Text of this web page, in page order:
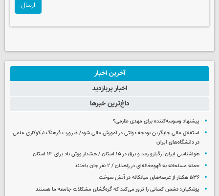
ارسال
آخرین اخبار
اخبار پربازدید
داغ‌ترین خبرها
پیشنهاد وسوسه‌کننده برای مهدی طارمی؟
استقلال مالی جایگزین بودجه دولتی در آموزش عالی شود/ ضرورت فرهنگ نیکوکاری علمی
در دانشگاه‌های ایران
هواشناسی ایران| رگبارو رعد و برق در ۱۵ استان / هشدار وزش باد برای ۱۳ استان‌
حمله مسلحانه به قهوه‌خانه‌ای در زاهدان / ۲ نفر جان باختند
۵۳۶ هکتار از عرصه‌های میانکاله در آتش سوخت
پزشکیان: دشمن کسانی را ترور می‌کند که گره‌گشای مشکلات جامعه ما هستند